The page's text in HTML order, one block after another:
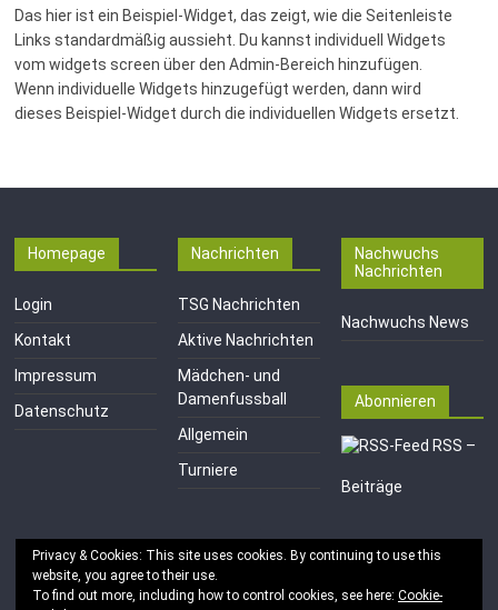
Das hier ist ein Beispiel-Widget, das zeigt, wie die Seitenleiste
Links standardmäßig aussieht. Du kannst individuell Widgets
vom widgets screen über den Admin-Bereich hinzufügen.
Wenn individuelle Widgets hinzugefügt werden, dann wird
dieses Beispiel-Widget durch die individuellen Widgets ersetzt.
Homepage
Login
Kontakt
Impressum
Datenschutz
Nachrichten
TSG Nachrichten
Aktive Nachrichten
Mädchen- und
Damenfussball
Allgemein
Turniere
Nachwuchs
Nachrichten
Nachwuchs News
Abonnieren
RSS –
Beiträge
Privacy & Cookies: This site uses cookies. By continuing to use this
website, you agree to their use.
To find out more, including how to control cookies, see here: Cookie-